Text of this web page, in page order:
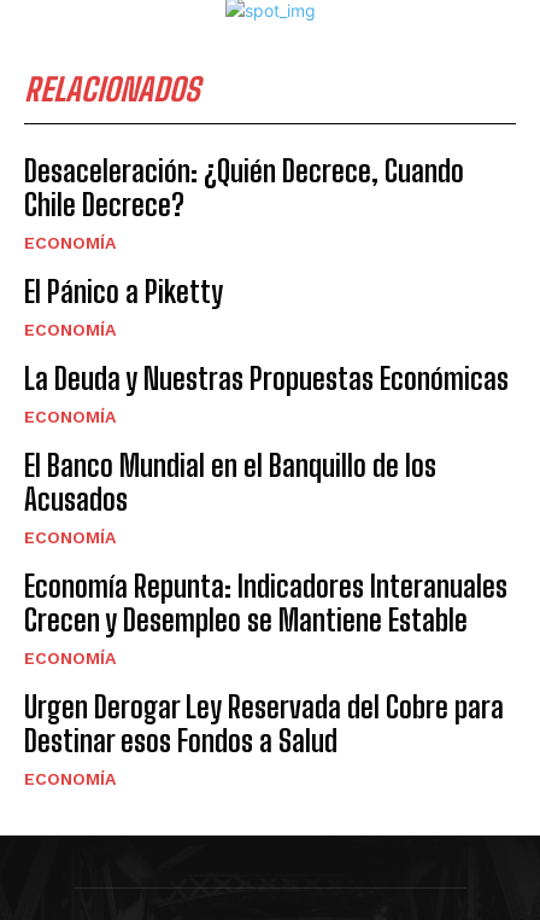
RELACIONADOS
Desaceleración: ¿Quién Decrece, Cuando
Chile Decrece?
ECONOMÍA
El Pánico a Piketty
ECONOMÍA
La Deuda y Nuestras Propuestas Económicas
ECONOMÍA
El Banco Mundial en el Banquillo de los
Acusados
ECONOMÍA
Economía Repunta: Indicadores Interanuales
Crecen y Desempleo se Mantiene Estable
ECONOMÍA
Urgen Derogar Ley Reservada del Cobre para
Destinar esos Fondos a Salud
ECONOMÍA